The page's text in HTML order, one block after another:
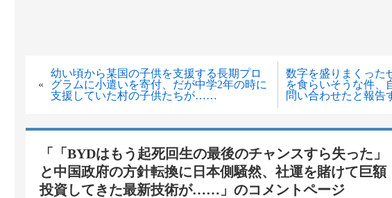
«
幼い頃から某国の子供を支援する長期プロ
グラムに小遣いを寄付、だが中学2年の時に
支援していた村の子供たちが……
数字を盛りまくった
を食らいそうな件、
問い合わせたと報
「「BYDはもう起死回生の最後のチャンスすら失った」
と中国政府の方針転換に日本側騒然、社運を賭けて巨額
投資してきた最新技術が……」 のコメントページ